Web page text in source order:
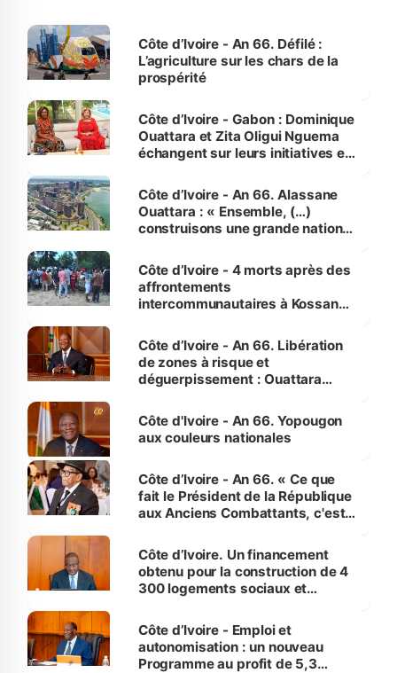
Côte d’Ivoire - An 66. Défilé :
L’agriculture sur les chars de la
prospérité
Côte d’Ivoire - Gabon : Dominique
Ouattara et Zita Oligui Nguema
échangent sur leurs initiatives en
enfants
Côte d’Ivoire - An 66. Alassane
Ouattara : « Ensemble, (…)
construisons une grande nation
générations futures »
Côte d’Ivoire - 4 morts après des
affrontements
intercommunautaires à Kossandji
milieu des sinistrés
Côte d’Ivoire - An 66. Libération
de zones à risque et
déguerpissement : Ouattara
l'Etat de droit pour préserver les
vies humaines »
Côte d'Ivoire - An 66. Yopougon
aux couleurs nationales
Côte d’Ivoire - An 66. « Ce que
fait le Président de la République
aux Anciens Combattants, c'est
Côte d’Ivoire. Un financement
obtenu pour la construction de 4
300 logements sociaux et
et Yamoussoukro
Côte d’Ivoire - Emploi et
autonomisation : un nouveau
Programme au profit de 5,3